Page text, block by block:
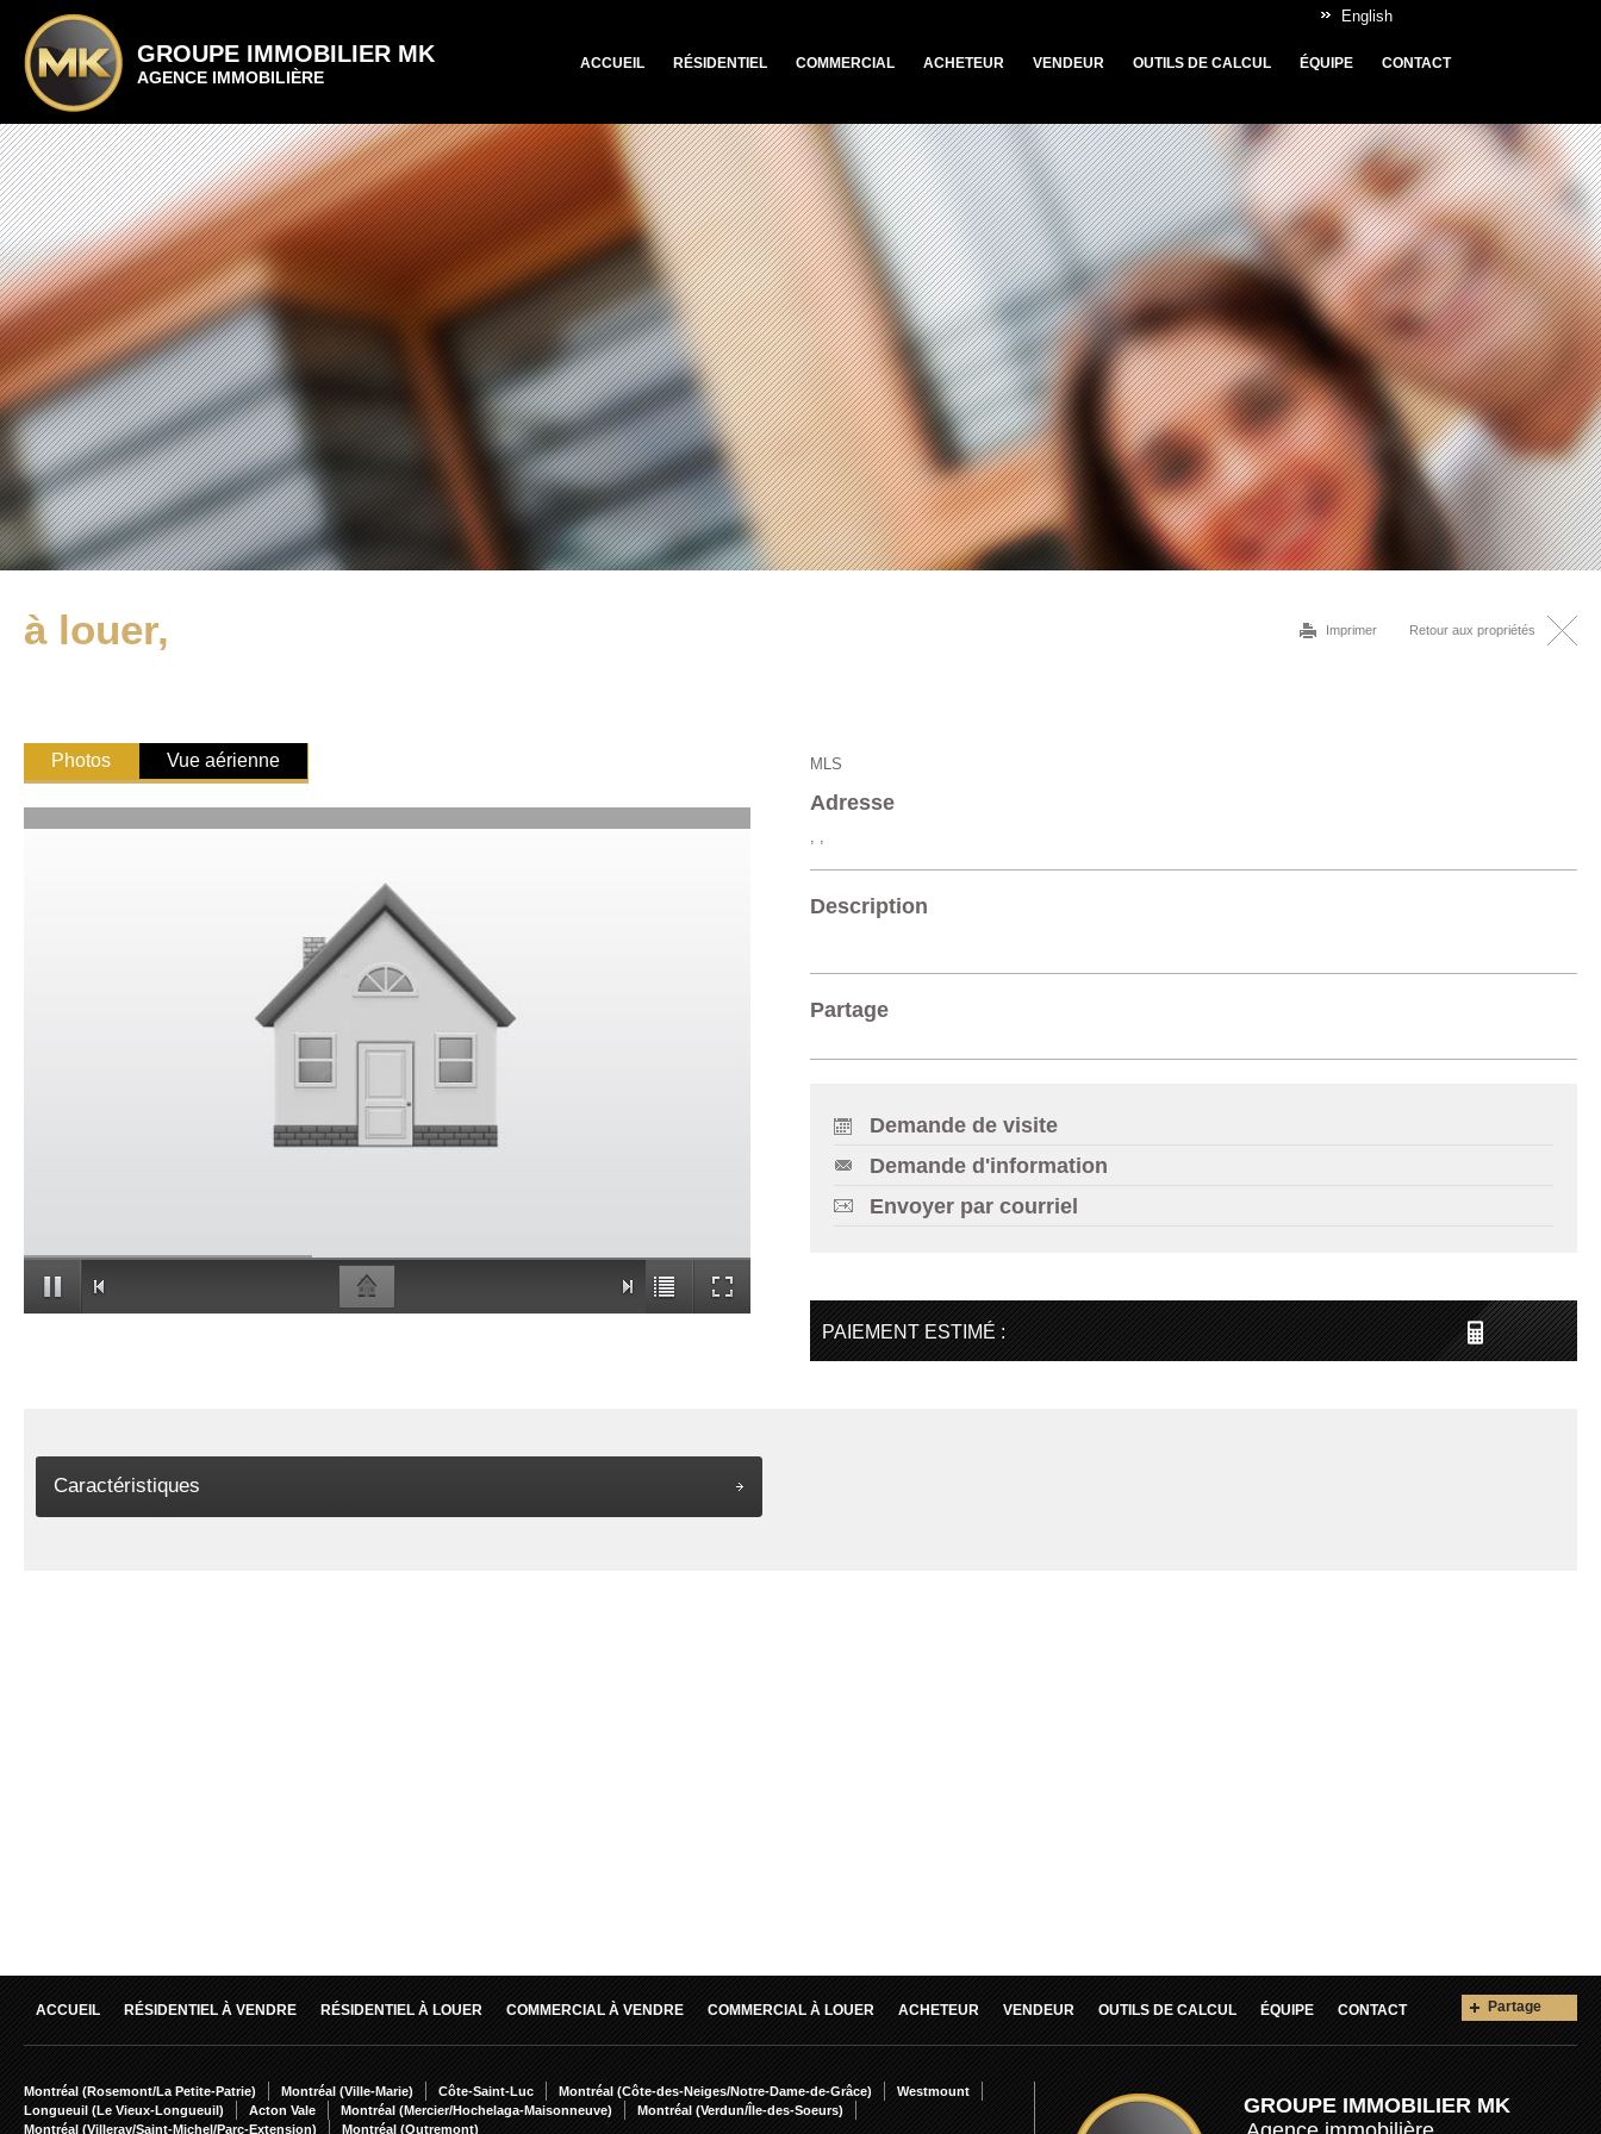
GROUPE IMMOBILIER MK
AGENCE IMMOBILIÈRE
English
ACCUEIL RÉSIDENTIEL COMMERCIAL ACHETEUR VENDEUR OUTILS DE CALCUL ÉQUIPE CONTACT
à louer, Imprimer Retour aux propriétés
Photos Vue aérienne MLS
Adresse
, ,
Description
Partage
Demande de visite
Demande d'information
Envoyer par courriel
PAIEMENT ESTIMÉ :
Caractéristiques
ACCUEIL RÉSIDENTIEL À VENDRE RÉSIDENTIEL À LOUER COMMERCIAL À VENDRE COMMERCIAL À LOUER ACHETEUR VENDEUR OUTILS DE CALCUL ÉQUIPE CONTACT Partage
Montréal (Rosemont/La Petite-Patrie) Montréal (Ville-Marie) Côte-Saint-Luc Montréal (Côte-des-Neiges/Notre-Dame-de-Grâce)
Westmount
Longueuil (Le Vieux-Longueuil)
Acton Vale Montréal (Mercier/Hochelaga-Maisonneuve)
Montréal (Verdun/Île-des-Soeurs)
Montréal (Villeray/Saint-Michel/Parc-Extension)
Montréal (Outremont)
GROUPE IMMOBILIER MK